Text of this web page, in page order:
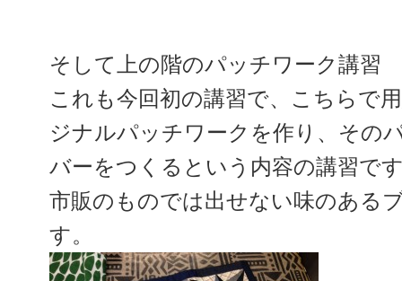
そして上の階のパッチワーク講習
これも今回初の講習で、こちらで
ジナルパッチワークを作り、その
バーをつくるという内容の講習で
市販のものでは出せない味のある
す。